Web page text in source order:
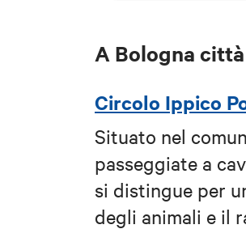
A Bologna città
Circolo Ippico
Situato nel
passeggiate a
si distingue per
degli animali e il